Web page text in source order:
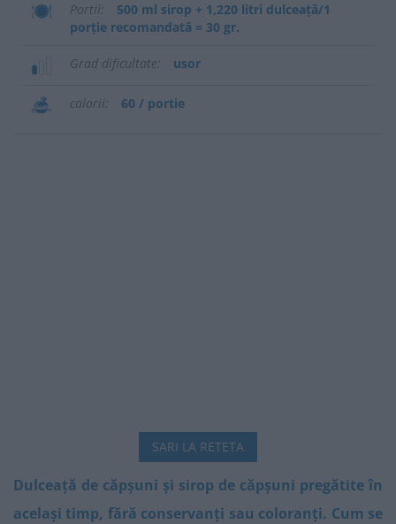
Portii
500 ml sirop + 1,220 litri dulceață/1
porție recomandată = 30 gr.
Grad dificultate usor
calorii 60 / portie
SARI LA RETETA
Dulceață de căpșuni și sirop de căpșuni pregătite în
același timp, fără conservanți sau coloranți. Cum se